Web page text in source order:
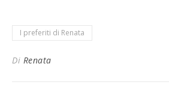
I preferiti di Renata
Di Renata